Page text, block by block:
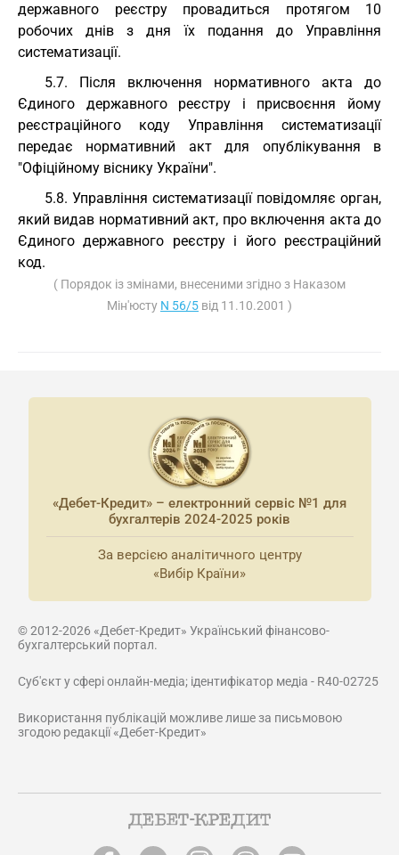
державного реєстру провадиться протягом 10
робочих днів з дня їх подання до Управління
систематизації.
5.7. Після включення нормативного акта до
Єдиного державного реєстру і присвоєння йому
реєстраційного коду Управління систематизації
передає нормативний акт для опублікування в
"Офіційному віснику України".
5.8. Управління систематизації повідомляє орган,
який видав нормативний акт, про включення акта до
Єдиного державного реєстру і його реєстраційний
код.
( Порядок із змінами, внесеними згідно з Наказом
Мін'юсту N 56/5 від 11.10.2001 )
«Дебет-Кредит» – електронний сервіс №1 для
бухгалтерів 2024-2025 років
За версією аналітичного центру
«Вибір Країни»
© 2012-2026 «Дебет-Кредит» Український фінансово-
бухгалтерський портал.
Суб'єкт у сфері онлайн-медіа; ідентифікатор медіа - R40-02725
Використання публікацій можливе лише за письмовою
згодою редакції «Дебет-Кредит»